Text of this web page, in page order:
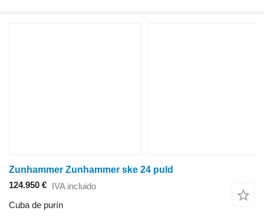
Zunhammer Zunhammer ske 24 puld
124.950 € IVA incluido
Cuba de purín